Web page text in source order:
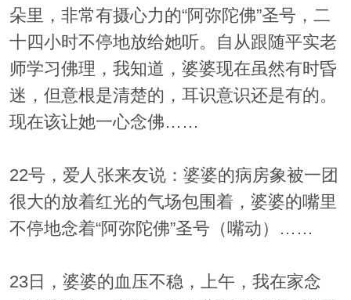
朵里，非常有摄心力的“阿弥陀佛”圣号，二
十四小时不停地放给她听。自从跟随平实老
师学习佛理，我知道，婆婆现在虽然有时昏
迷，但意根是清楚的，耳识意识还是有的。
现在该让她一心念佛……
22号，爱人张来友说：婆婆的病房象被一团
很大的放着红光的气场包围着，婆婆的嘴里
不停地念着“阿弥陀佛”圣号（嘴动）……
23日，婆婆的血压不稳，上午，我在家念